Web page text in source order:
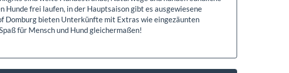
Hunde frei laufen, in der Hauptsaison gibt es ausgewiesene
Domburg bieten Unterkünfte mit Extras wie eingezäunten
für Mensch und Hund gleichermaßen!